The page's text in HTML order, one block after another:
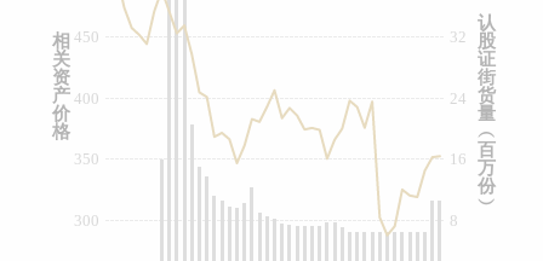
8
16
24
32
300
350
400
450
认
股
证
街
货
量
︵
百
万
份
︶
相
关
资
产
价
格
牛熊证文件及公告
牛熊证文件及公告 (瑞信)
收市竞价变化